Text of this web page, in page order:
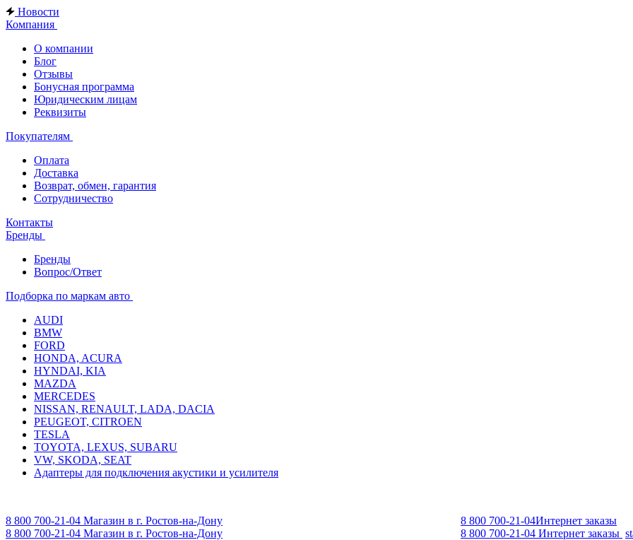
Новости
Компания
О компании
Блог
Отзывы
Бонусная программа
Юридическим лицам
Реквизиты
Покупателям
Оплата
Доставка
Возврат, обмен, гарантия
Сотрудничество
Контакты
Бренды
Бренды
Вопрос/Ответ
Подборка по маркам авто
AUDI
BMW
FORD
HONDA, ACURA
HYNDAI, KIA
MAZDA
MERCEDES
NISSAN, RENAULT, LADA, DACIA
PEUGEOT, CITROEN
TESLA
TOYOTA, LEXUS, SUBARU
VW, SKODA, SEAT
Адаптеры для подключения акустики и усилителя
8 800 700-21-04 Магазин в г. Ростов-на-Дону
8 800 700-21-04 Магазин в г. Ростов-на-Дону
8 800 700-21-04Интернет заказы
8 800 700-21-04 Интернет заказы